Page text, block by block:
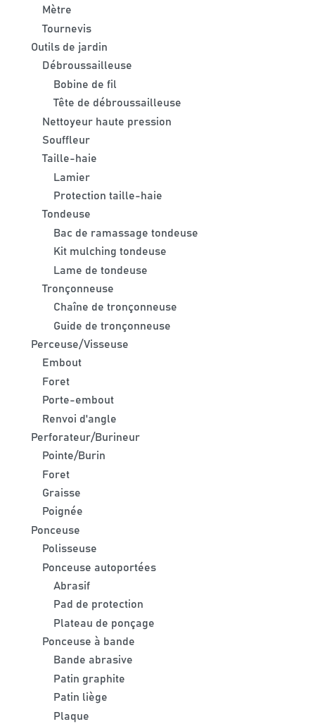
Mètre
Tournevis
Outils de jardin
Débroussailleuse
Bobine de fil
Tête de débroussailleuse
Nettoyeur haute pression
Souffleur
Taille-haie
Lamier
Protection taille-haie
Tondeuse
Bac de ramassage tondeuse
Kit mulching tondeuse
Lame de tondeuse
Tronçonneuse
Chaîne de tronçonneuse
Guide de tronçonneuse
Perceuse/Visseuse
Embout
Foret
Porte-embout
Renvoi d'angle
Perforateur/Burineur
Pointe/Burin
Foret
Graisse
Poignée
Ponceuse
Polisseuse
Ponceuse autoportées
Abrasif
Pad de protection
Plateau de ponçage
Ponceuse à bande
Bande abrasive
Patin graphite
Patin liège
Plaque